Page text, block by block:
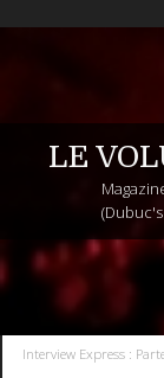
LE
Interview Express :